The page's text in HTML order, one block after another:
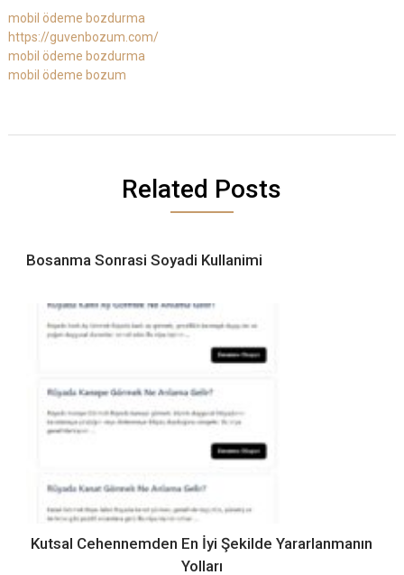
mobil ödeme bozdurma
https://guvenbozum.com/
mobil ödeme bozdurma
mobil ödeme bozum
Related Posts
Bosanma Sonrasi Soyadi Kullanimi
Kutsal Cehennemden En İyi Şekilde Yararlanmanın
Yolları